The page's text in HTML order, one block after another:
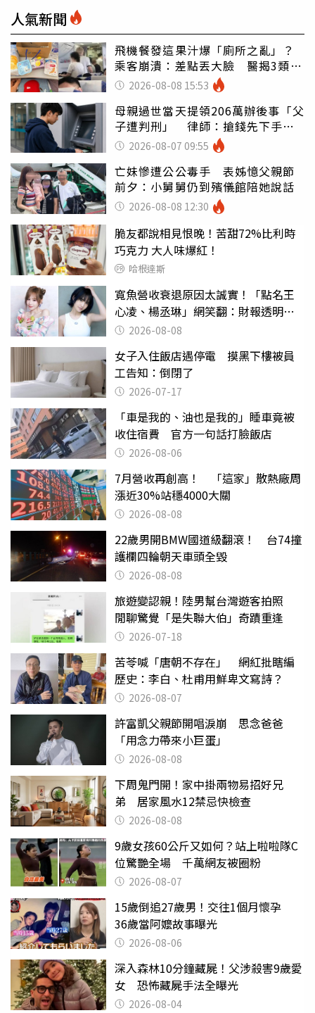
人氣新聞
飛機餐發這果汁爆「廁所之亂」？
乘客崩潰：差點丟大臉 醫揭3類人
別亂喝
2026-08-08 15:53
母親過世當天提領206萬辦後事「父
子遭判刑」 律師：搶錢先下手是
罪 2026-08-07 09:55
亡妹慘遭公公毒手 表姊憶父親節
前夕：小舅舅仍到殯儀館陪她說話
2026-08-08 12:30
脆友都說相見恨晚！苦甜72%比利時
巧克力 大人味爆紅！
哈根達斯
寬魚營收衰退原因太誠實！「點名王
心凌、楊丞琳」網笑翻：財報透明度
滿分2026-08-08
女子入住飯店遇停電 摸黑下樓被員
工告知：倒閉了
2026-07-17
「車是我的、油也是我的」睡車竟被
收住宿費 官方一句話打臉飯店
2026-08-06
7月營收再創高！ 「這家」散熱廠周
漲近30%站穩4000大關
2026-08-08
22歲男開BMW國道級翻滾！ 台74撞
護欄四輪朝天車頭全毀
2026-08-08
旅遊變認親！陸男幫台灣遊客拍照
閒聊驚覺「是失聯大伯」奇蹟重逢
2026-07-18
苦苓喊「唐朝不存在」 網紅批瞎編
歷史：李白、杜甫用鮮卑文寫詩？
2026-08-07
許富凱父親節開唱淚崩 思念爸爸
「用念力帶來小巨蛋」
2026-08-08
下周鬼門開！家中掛兩物易招好兄
弟 居家風水12禁忌快檢查
2026-08-08
9歲女孩60公斤又如何？站上啦啦隊C
位驚艷全場 千萬網友被圈粉
2026-08-07
15歲倒追27歲男！交往1個月懷孕
36歲當阿嬤故事曝光
2026-08-06
深入森林10分鐘藏屍！父涉殺害9歲愛
女 恐怖藏屍手法全曝光
2026-08-04